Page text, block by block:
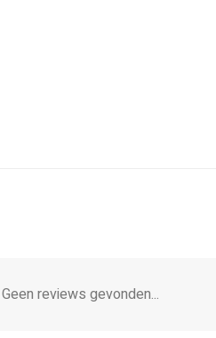
Geen reviews gevonden...